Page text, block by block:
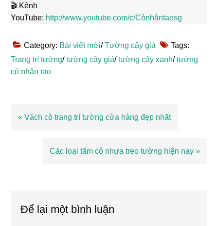
🎬 Kênh
YouTube: http://www.youtube.com/c/Cỏnhântạosg
Category: Bài viết mới/Tường cây giả
Tags:
Trang trí tường/tường cây giả/tường cây xanh/tường
cỏ nhân tạo
Bài
« Vách cỏ trang trí tường cửa hàng đẹp nhất
Bài
Các loại tấm cỏ nhựa treo tường hiện nay »
Để lại một bình luận